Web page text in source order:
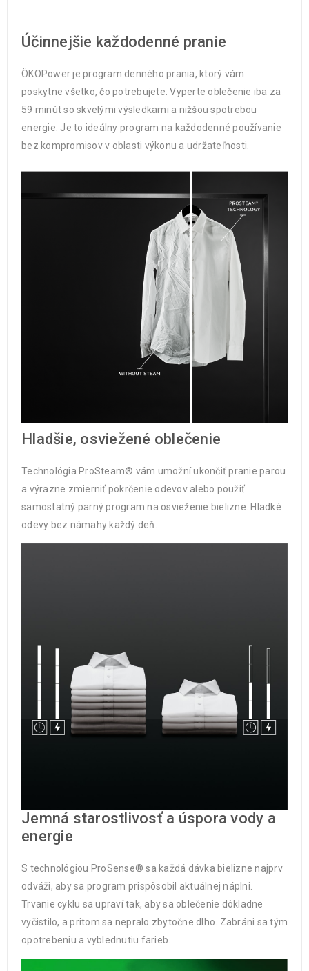
Účinnejšie každodenné pranie
ÖKOPower je program denného prania, ktorý vám
poskytne všetko, čo potrebujete. Vyperte oblečenie iba za
59 minút so skvelými výsledkami a nižšou spotrebou
energie. Je to ideálny program na každodenné používanie
bez kompromisov v oblasti výkonu a udržateľnosti.
Hladšie, osviežené oblečenie
Technológia ProSteam® vám umožní ukončiť pranie parou
a výrazne zmierniť pokrčenie odevov alebo použiť
samostatný parný program na osvieženie bielizne. Hladké
odevy bez námahy každý deň.
Jemná starostlivosť a úspora vody a
energie
S technológiou ProSense® sa každá dávka bielizne najprv
odváži, aby sa program prispôsobil aktuálnej náplni.
Trvanie cyklu sa upraví tak, aby sa oblečenie dôkladne
vyčistilo, a pritom sa nepralo zbytočne dlho. Zabráni sa tým
opotrebeniu a vyblednutiu farieb.